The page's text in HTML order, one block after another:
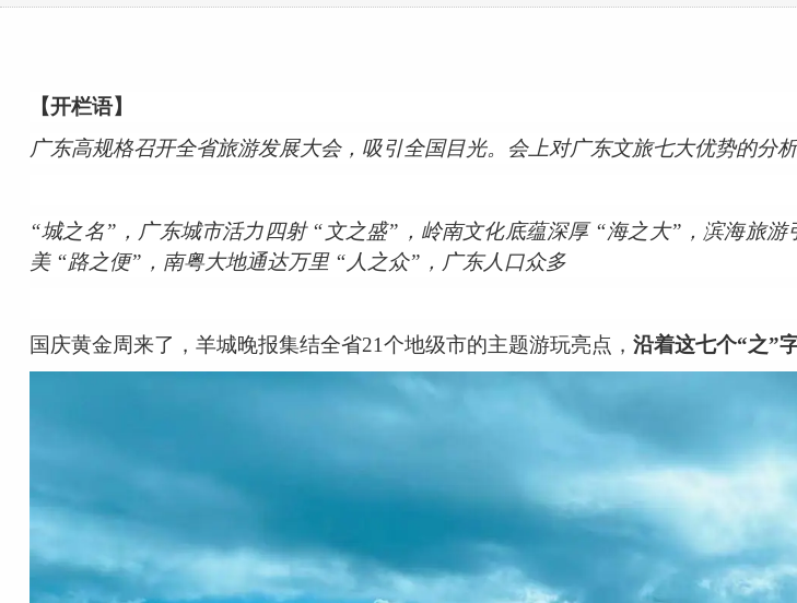
【开栏语】
广东高规格召开全省旅游发展大会，吸引全国目光。
会上对广东文旅七大优势的分
“城之名”，广东城市活力四射 “文之盛”，岭南文化底蕴深厚 “海之大”，滨海旅
美 “路之便”，南粤大地通达万里 “人之众”，广东人口众多
国庆黄金周来了，羊城晚报集结全省21个地级市的主题游玩亮点， 沿着这七个“之”